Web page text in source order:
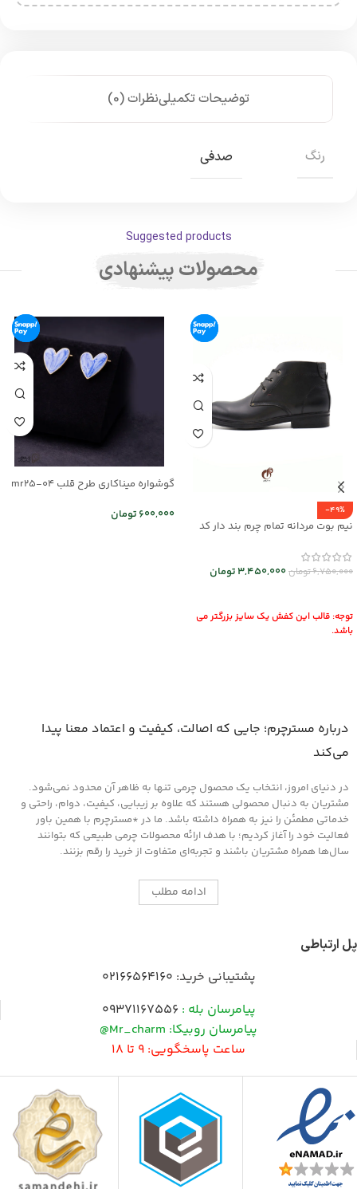
توضیحات تکمیلینظرات (0)
رنگ صدفی
Suggested products
محصولات پیشنهادی
-49%
نیم بوت مردانه تمام چرم بند دار کد
6,750,000تومان3,450,000تومان
توجه: قالب این کفش یک سایز بزرگتر می
باشد.
گوشواره میناکاری طرح قلب mr25-04
600,000 تومان
درباره مسترچرم؛ جایی که اصالت، کیفیت و اعتماد معنا پیدا
می‌کند
در دنیای امروز، انتخاب یک محصول چرمی تنها به ظاهر آن محدود نمی‌شود.
مشتریان به دنبال محصولی هستند که علاوه بر زیبایی، کیفیت، دوام، راحتی و
خدماتی مطمئن را نیز به همراه داشته باشد. ما در *مسترچرم با همین باور
فعالیت خود را آغاز کردیم؛ با هدف ارائه محصولات چرمی طبیعی که بتوانند
سال‌ها همراه مشتریان باشند و تجربه‌ای متفاوت از خرید را رقم بزنند.
ادامه مطلب
پل ارتباطی
پشتیبانی خرید: 02166564160
پیامرسان بله : 09371167556
پیامرسان روبیکا: Mr_charm@
ساعت پاسخگویی: 9 تا 18